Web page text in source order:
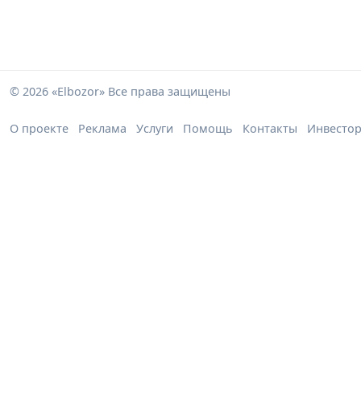
© 2026 «Elbozor» Все права защищены
О проекте Реклама Услуги Помощь Контакты